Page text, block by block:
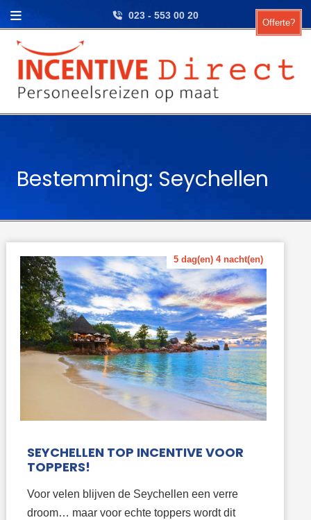
Skip to content 023 - 553 00 20
Offerte?
Bestemming: Seychellen
SEYCHELLEN TOP INCENTIVE VOOR
TOPPERS!
Voor velen blijven de Seychellen een verre
droom… maar voor echte toppers wordt dit
5 dag(en) 4 nacht(en)